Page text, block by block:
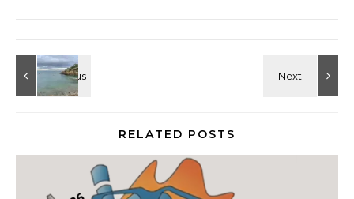
RELATED POSTS